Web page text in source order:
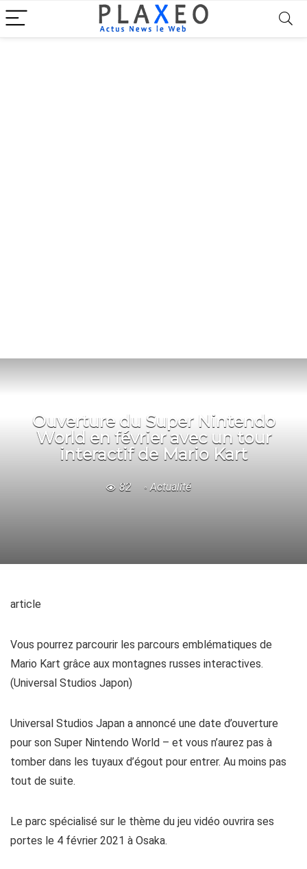
Ouverture du Super Nintendo
World en février avec un tour
interactif de Mario Kart
82 Actualité
article
Vous pourrez parcourir les parcours emblématiques de
Mario Kart grâce aux montagnes russes interactives.
(Universal Studios Japon)
Universal Studios Japan a annoncé une date d’ouverture
pour son Super Nintendo World – et vous n’aurez pas à
tomber dans les tuyaux d’égout pour entrer. Au moins pas
tout de suite.
Le parc spécialisé sur le thème du jeu vidéo ouvrira ses
portes le 4 février 2021 à Osaka.